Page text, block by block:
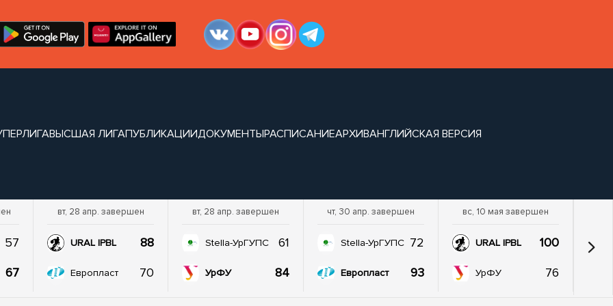
ВЫСШАЯ ЛИГАПУБЛИКАЦИИДОКУМЕНТЫРАСПИСАНИЕАРХИВАНГЛИЙСКАЯ ВЕРСИЯ
57
67
вт, 28 апр. завершен
URAL IPBL 88
Европласт 70
вт, 28 апр. завершен
Stella-УрГУПС 61
УрФУ 84
чт, 30 апр. завершен
Stella-УрГУПС 72
Европласт 93
вс, 10 мая завершен
URAL IPBL 100
УрФУ 76